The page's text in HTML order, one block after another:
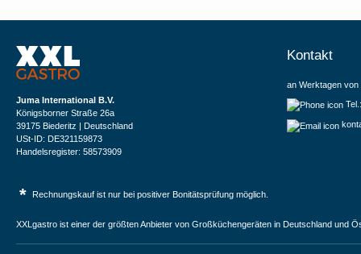
Juma International B.V.
Königsborner Straße 26a
39175 Biederitz | Deutschland
USt-ID: DE321159873
Handelsregister: 58573909
Kontakt
an Werktagen
* Rechnungskauf ist nur bei positiver Bonitätsprüfung möglich.
XXLgastro ist einer der größten Anbieter von Großküchengeräten in Deutschland und